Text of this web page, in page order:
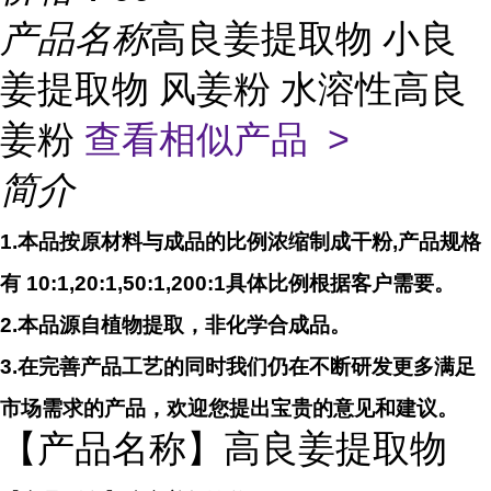
产品名称高良姜提取物 小良
姜提取物 风姜粉 水溶性高良
姜粉 查看相似产品 >
简介
1.本品按原材料与成品的比例浓缩制成干粉,产品规格
有 10:1,20:1,50:1,200:1具体比例根据客户需要。
2.本品源自植物提取，非化学合成品。
3.在完善产品工艺的同时我们仍在不断研发更多满足
市场需求的产品，欢迎您提出宝贵的意见和建议。
【产品名称】高良姜提取物